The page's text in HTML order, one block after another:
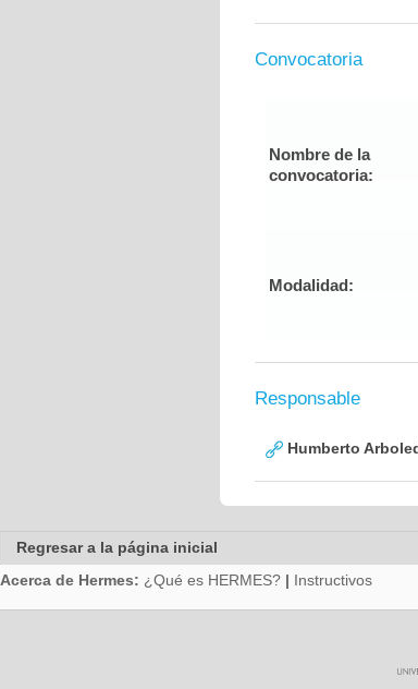
Convocatoria
Nombre de la
convocatoria:
Modalidad:
Responsable
Humberto
Regresar a la página inicial
Acerca de Hermes: ¿Qué es HERMES? | Instructivos